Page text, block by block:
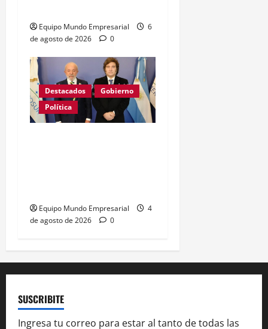
Equipo Mundo Empresarial
6
de agosto de 2026
0
Destacados
Gobierno
Política
Equipo Mundo Empresarial
4
de agosto de 2026
0
SUSCRIBITE
Ingresa tu correo para estar al tanto de todas las